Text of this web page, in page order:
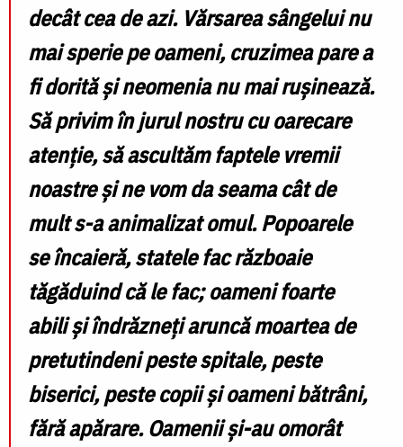
decât cea de azi. Vărsarea sângelui nu
mai sperie pe oameni, cruzimea pare a
fi dorită și neomenia nu mai rușinează.
Să privim în jurul nostru cu oarecare
atenție, să ascultăm faptele vremii
noastre și ne vom da seama cât de
mult s-a animalizat omul. Popoarele
se încaieră, statele fac războaie
tăgăduind că le fac; oameni foarte
abili și îndrăzneți aruncă moartea de
pretutindeni peste spitale, peste
biserici, peste copii și oameni bătrâni,
fără apărare. Oamenii și-au omorât